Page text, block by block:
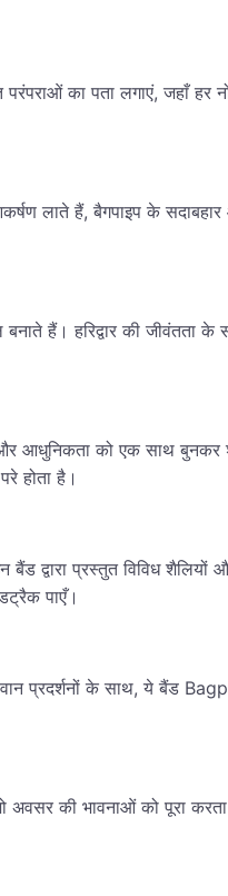
का पता लगाएं, जहाँ हर
लाते हैं, बैगपाइप के
हैं। हरिद्वार की जीवंतता
आधुनिकता को एक साथ बुनकर
होता है।
द्वारा प्रस्तुत विविध
पाएँ।
प्रदर्शनों के साथ, ये बैंड
की भावनाओं को पूरा